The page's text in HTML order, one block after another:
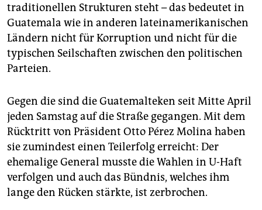
traditionellen Strukturen steht – das bedeutet in
Guatemala wie in anderen lateinamerikanischen
Ländern nicht für Korruption und nicht für die
typischen Seilschaften zwischen den politischen
Parteien.
Gegen die sind die Guatemalteken seit Mitte April
jeden Samstag auf die Straße gegangen. Mit dem
Rücktritt von Präsident Otto Pérez Molina haben
sie zumindest einen Teilerfolg erreicht: Der
ehemalige General musste die Wahlen in U-Haft
verfolgen und auch das Bündnis, welches ihm
lange den Rücken stärkte, ist zerbrochen.